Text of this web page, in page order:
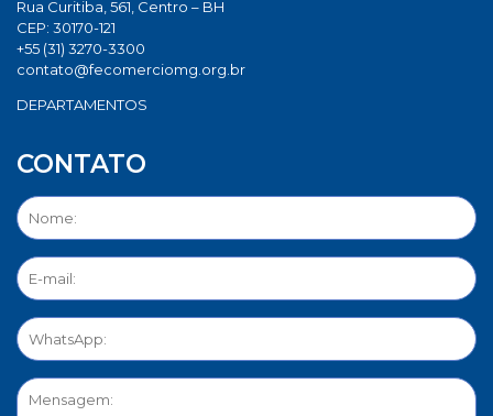
Rua Curitiba, 561, Centro – BH
CEP: 30170-121
+55 (31) 3270-3300
contato@fecomerciomg.org.br
DEPARTAMENTOS
CONTATO